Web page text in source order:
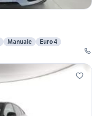
Manuale
Euro 4